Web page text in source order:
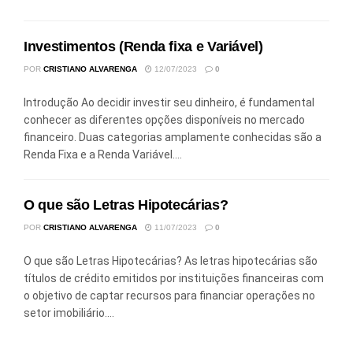
Investimentos (Renda fixa e Variável)
POR CRISTIANO ALVARENGA 12/07/2023 0
Introdução Ao decidir investir seu dinheiro, é fundamental
conhecer as diferentes opções disponíveis no mercado
financeiro. Duas categorias amplamente conhecidas são a
Renda Fixa e a Renda Variável....
O que são Letras Hipotecárias?
POR CRISTIANO ALVARENGA 11/07/2023 0
O que são Letras Hipotecárias? As letras hipotecárias são
títulos de crédito emitidos por instituições financeiras com
o objetivo de captar recursos para financiar operações no
setor imobiliário....